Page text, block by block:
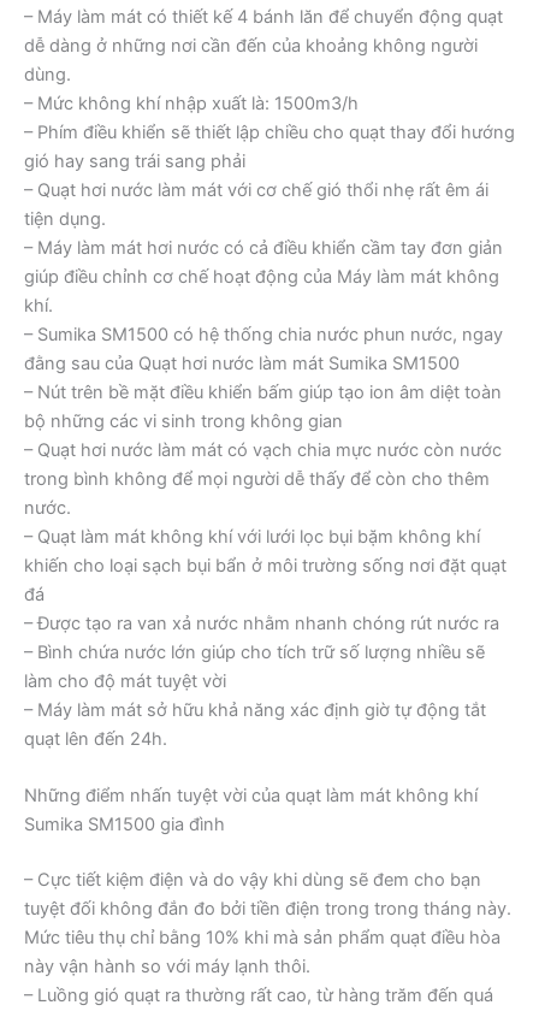
– Máy làm mát có thiết kế 4 bánh lăn để chuyển động quạt
dễ dàng ở những nơi cần đến của khoảng không người
dùng.
– Mức không khí nhập xuất là: 1500m3/h
– Phím điều khiển sẽ thiết lập chiều cho quạt thay đổi hướng
gió hay sang trái sang phải
– Quạt hơi nước làm mát với cơ chế gió thổi nhẹ rất êm ái
tiện dụng.
– Máy làm mát hơi nước có cả điều khiển cầm tay đơn giản
giúp điều chỉnh cơ chế hoạt động của Máy làm mát không
khí.
– Sumika SM1500 có hệ thống chia nước phun nước, ngay
đằng sau của Quạt hơi nước làm mát Sumika SM1500
– Nút trên bề mặt điều khiển bấm giúp tạo ion âm diệt toàn
bộ những các vi sinh trong không gian
– Quạt hơi nước làm mát có vạch chia mực nước còn nước
trong bình không để mọi người dễ thấy để còn cho thêm
nước.
– Quạt làm mát không khí với lưới lọc bụi bặm không khí
khiến cho loại sạch bụi bẩn ở môi trường sống nơi đặt quạt
đá
– Được tạo ra van xả nước nhằm nhanh chóng rút nước ra
– Bình chứa nước lớn giúp cho tích trữ số lượng nhiều sẽ
làm cho độ mát tuyệt vời
– Máy làm mát sở hữu khả năng xác định giờ tự động tắt
quạt lên đến 24h.
Những điểm nhấn tuyệt vời của quạt làm mát không khí
Sumika SM1500 gia đình
– Cực tiết kiệm điện và do vậy khi dùng sẽ đem cho bạn
tuyệt đối không đắn đo bởi tiền điện trong trong tháng này.
Mức tiêu thụ chỉ bằng 10% khi mà sản phẩm quạt điều hòa
này vận hành so với máy lạnh thôi.
– Luồng gió quạt ra thường rất cao, từ hàng trăm đến quá